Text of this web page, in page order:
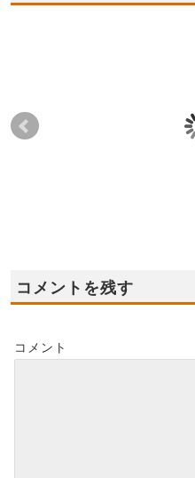
2022年7月23日(土),24
コメントを残す
コメント